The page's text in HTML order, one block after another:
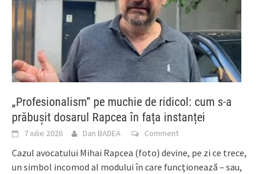
„Profesionalism” pe muchie de ridicol: cum s-a
prăbușit dosarul Rapcea în fața instanței
7 iulie 2026 Dan BADEA Comment
Cazul avocatului Mihai Rapcea (foto) devine, pe zi ce trece,
un simbol incomod al modului în care funcționează – sau,